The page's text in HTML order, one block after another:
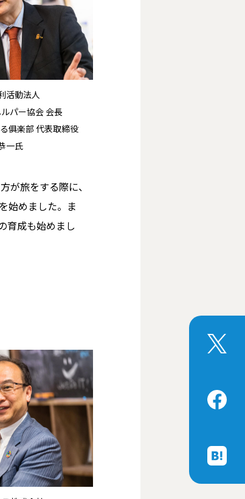
活動法人
パー協会 会長
俱楽部 代表取締役
一氏
が旅をする際に、
始めました。ま
育成も始めまし